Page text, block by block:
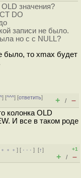
значения?
DO
записи не было.
но с с NULL?
было, то xmax будет
] [^^^] [ответить]
+ / –
колонка OLD
И все в таком роде
﹢﹢﹢] [ · · ·][↑]
+1
+ / –